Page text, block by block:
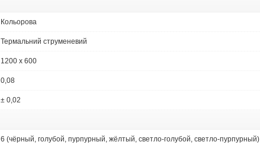
Кольорова
Термальний струменевий
1200 x 600
0,08
± 0,02
6 (чёрный, голубой, пурпурный, жёлтый, светло-голубой, светло-пурпурный)